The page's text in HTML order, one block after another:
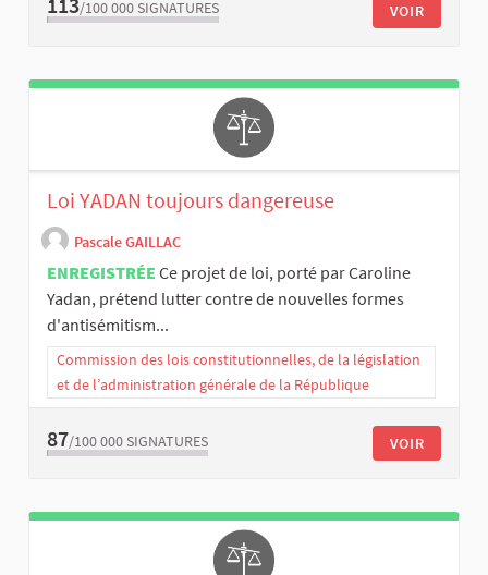
/100 000 SIGNATURES VOIR
Loi YADAN toujours dangereuse
Pascale GAILLAC
ENREGISTRÉE Ce projet de loi, porté par Caroline
Yadan, prétend lutter contre de nouvelles formes
d'antisémitism...
Commission des lois constitutionnelles, de la législation
et de l’administration générale de la République
87/100 000 SIGNATURES VOIR